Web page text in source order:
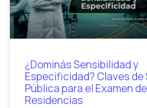
¿Dominás Sensibilidad y
Especificidad? Claves de
Pública para el Examen de
Residencias